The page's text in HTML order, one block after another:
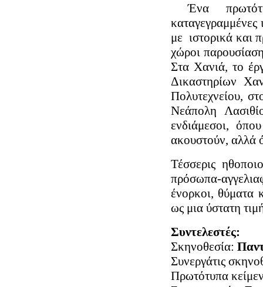
Ένα
καταγεγραμμένες
με ιστορικά και
χώροι
Στα Χανιά, το
Δικαστηρίων
Πολυτεχνείου,
Νεάπολη
ενδιάμεσοι,
ακουστούν, αλλά
Τέσσερις
πρόσωπα-
ένορκοι, θύματα
ως μια ύστατη
Συντελεστές:
Σκηνοθεσία:
Συνεργάτις
Πρωτότυπα